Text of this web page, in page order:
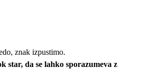
znak izpustimo.
star, da se lahko sporazumeva z